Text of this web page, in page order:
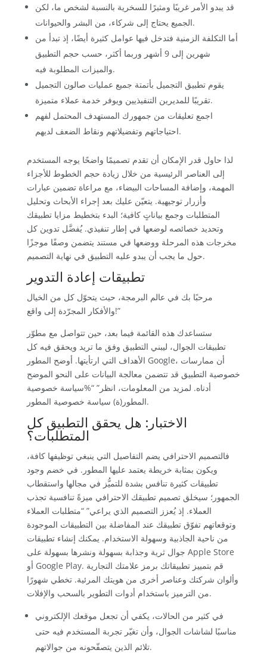
قد يبدو الأمر غريبًا ومثيرًا للسخرية بالنسبة لشخص ما، لكن
الجميع يحتاج إلى شركاء، من البشر والحيوانات.
أما التكلفة الزمنية فتدخل فيها عوامل كثيرة أيضًا، إذ تبدأ من
شهرين إلى 9 أشهر وربما أكثر، حسب حجم التطبيق
والميزات المطلوبة فيه.
يقوم تطبيق التجميل بأتمتة جميع عمليات صالون التجميل
تقريبًا للمديرين التنفيذيين ويوفر خدمة عملاء متميزة.
اجمع تعليقات من جمهورك المستهدف المحتمل لفهم
احتياجاتهم وتفضيلاتهم ونقاط الضعف لديهم.
لذا حاول قدر الإمكان أن تقدم تصميمًا واضحًا يوجه المستخدم
إلى العناصر الرئيسية من خلال زيادة حجم الخطوط للأجزاء
المهمة، وإضافة المساحات البيضاء، مع مراعاة تضمين عبارات
وأزرار توجيهية. يتعيّن عليك بعد إجراء الأبحاث وتحليل
المتطلبات وجمع بياناتٍ كافية؛ البدء بتخطيط مزايا تطبيقك
وتحديد خصائصه لوضعها في إطار تنفيذي. يُفضَّل تدوين كل
مخرجات هذه المرحلة ووضعها في مستند يتضمن وصفًا موجزًا
حول ما يجب أن يبدو عليه التطبيق في نهاية التصميم.
تطبيقات إعادة التدوير
مرحبًا بك في عالم البرمجة، حيث يتحوّل كل من الخيال
والأفكار المجرّدة إلى واقع!”
ستساعدك هذه القائمة فيما بعد، حين تتواصل مع مطوّر
تطبيقات الجوال، ليبني التطبيق وفق ما تريد ويحقق فيه كل
الأهداف التي ارتأيتها. أوضح المطور Google، أن ممارسات
خصوصية التطبيق قد تتضمن معالجة البيانات على النحو الموضح
أدناه. لمزيد من المعلومات، انظر” “%سياسة خصوصية
المطور(ة) سياسة خصوصية المطور.
الاختبار: هل يحقق التطبيق كل
المتطلبات؟
فالتصميم الاحترافي يضم التفاصيل التي ينبغي توظيفها كافة،
ويكون بمثابة خريطة يعتمد عليها المطور. في خضم وجود
تطبيقات كثيرة تنافس بشدة للتميُّز في مجالها واستقطاب
الجمهور؛ سيخلق تصميم تطبيقك الاحترافي ميزةً تنافسية تجذب
العملاء. إذ يُعزز التصميم الذي يراعي” “متطلبات العملاء
وتوقعاتهم تفوّق تطبيقك عند المفاضلة بين التطبيقات الموجودة
من ناحية الجاذبية وسهولة الاستخدام. يمكنك إنشاء تطبيقات
جوال ثرية وجذابة بسهولة ونشرها بسهولة على Apple Store
أو Google Play. قم بتمييز تطبيقاتك برمز علامتك التجارية
وألوان شركتك وعناصر أخرى من هويتك المرئية. تخطي شهورًا
من الترميز باستخدام أدوات التطوير بالسحب والإفلات.
في كثير من الحالات، يكفي أن تجعل موقعك الإلكتروني
مناسبًا لشاشات الجوال، وأن تغيّر تجربة المستخدم فيه حتى
تلائم الذين يتصفّحونه من جوالاتهم.